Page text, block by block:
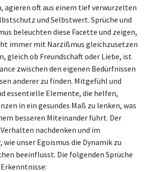
agieren oft aus einem tief verwurzelten
und Selbstwert. Sprüche und
beleuchten diese Facette und zeigen,
immer mit Narzißmus gleichzusetzen
gleich ob Freundschaft oder Liebe, ist
zwischen den eigenen Bedürfnissen
anderer zu finden. Mitgefühl und
essentielle Elemente, die helfen,
in ein gesundes Maß zu lenken, was
besseren Miteinander führt. Der
nachdenken und im
wie unser Egoismus die Dynamik zu
beeinflusst. Die folgenden Sprüche